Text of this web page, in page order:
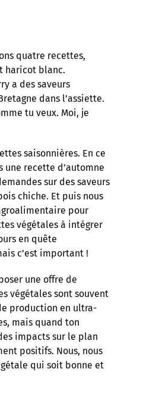
quatre recettes,
haricot blanc.
a des saveurs
dans l’assiette.
tu veux. Moi, je
saisonnières. En ce
une recette d’automne
sur des saveurs
chiche. Et puis nous
pour
végétales à intégrer
en quête
c’est important !
une offre de
végétales sont souvent
production en ultra-
mais quand ton
impacts sur le plan
positifs. Nous, nous
qui soit bonne et